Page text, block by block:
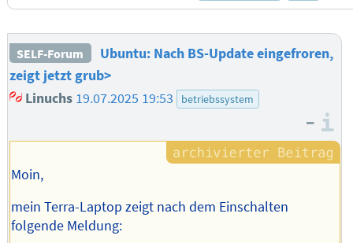
SELF-Forum
Ubuntu: Nach BS-Update eingefroren,
zeigt jetzt grub>
Linuchs 19.07.2025 19:53 betriebssystem
–
Moin,
mein Terra-Laptop zeigt nach dem Einschalten
folgende Meldung: